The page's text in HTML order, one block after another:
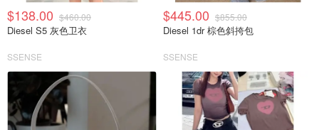
$138.00 $460.00
Diesel S5 灰色卫衣
SSENSE
$445.00 $855.00
Diesel 1dr 棕色斜挎包
SSENSE